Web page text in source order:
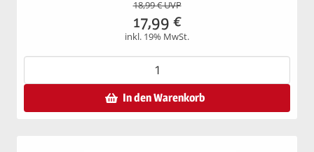
18,99€ UVP
17,99 €
inkl. 19% MwSt.
In den Warenkorb